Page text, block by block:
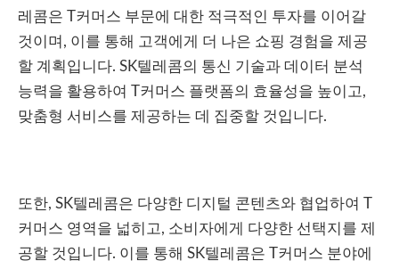
레콤은 T커머스 부문에 대한 적극적인 투자를 이어갈
것이며, 이를 통해 고객에게 더 나은 쇼핑 경험을 제공
할 계획입니다. SK텔레콤의 통신 기술과 데이터 분석
능력을 활용하여 T커머스 플랫폼의 효율성을 높이고,
맞춤형 서비스를 제공하는 데 집중할 것입니다.
또한, SK텔레콤은 다양한 디지털 콘텐츠와 협업하여 T
커머스 영역을 넓히고, 소비자에게 다양한 선택지를 제
공할 것입니다. 이를 통해 SK텔레콤은 T커머스 분야에